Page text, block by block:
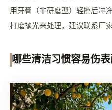
用牙膏（非研磨型）轻擦后冲
打磨抛光来处理，建议联系厂
哪些清洁习惯容易伤表